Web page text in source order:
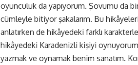
oyunculuk da yapıyorum. Şovumu da
cümleyle bitiyor şakalarım. Bu
anlatırken de hikâyedeki farklı
hikâyedeki Karadenizli kişiyi
yazmak ve oynamak benim sanatım.